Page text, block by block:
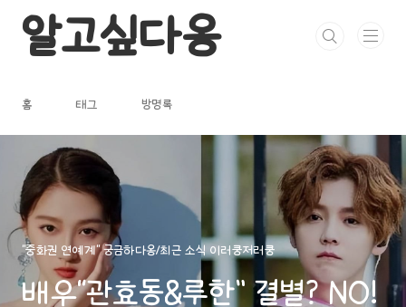
알고싶다옹
홈 태그 방명록
"중화권 연예계" 궁금하다옹/최근 소식 이러쿵저러쿵
배우“관효동&루한” 결별? NO!